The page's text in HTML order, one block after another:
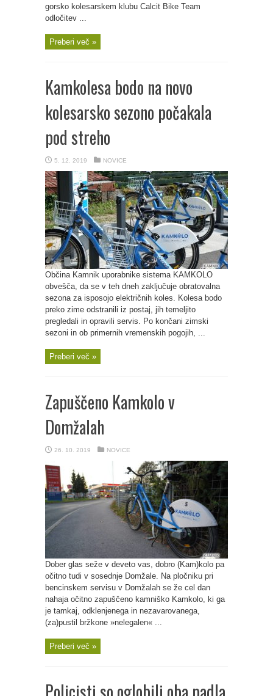
gorsko kolesarskem klubu Calcit Bike Team
odločitev ...
Preberi več »
Kamkolesa bodo na novo
kolesarsko sezono počakala
pod streho
5. 12. 2019 NOVICE
Občina Kamnik uporabnike sistema KAMKOLO
obvešča, da se v teh dneh zaključuje obratovalna
sezona za isposojo električnih koles. Kolesa bodo
preko zime odstranili iz postaj, jih temeljito
pregledali in opravili servis. Po končani zimski
sezoni in ob primernih vremenskih pogojih, ...
Preberi več »
Zapuščeno Kamkolo v
Domžalah
26. 10. 2019 NOVICE
Dober glas seže v deveto vas, dobro (Kam)kolo pa
očitno tudi v sosednje Domžale. Na pločniku pri
bencinskem servisu v Domžalah se že cel dan
nahaja očitno zapuščeno kamniško Kamkolo, ki ga
je tamkaj, odklenjenega in nezavarovanega,
(za)pustil bržkone »nelegalen« ...
Preberi več »